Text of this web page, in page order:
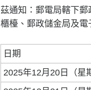
茲通知：郵電局轄下
櫃檯、郵政儲金局及電
日期
2025年12月20日（星